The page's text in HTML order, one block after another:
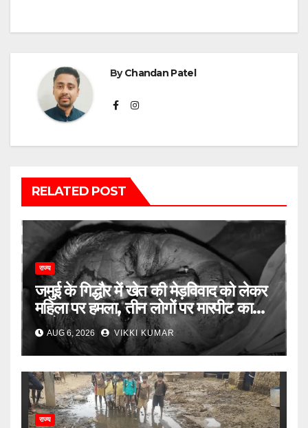
ByChandan Patel
RELATED POST
राज्य
जमुई के गिद्धौर में खेत की मेड़विवाद को लेकर
महिला पर हमला, तीन लोगों पर मारपीट का
आरोप
AUG 6, 2026 VIKKI KUMAR
राज्य